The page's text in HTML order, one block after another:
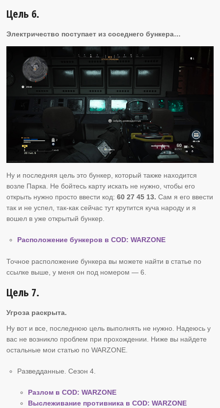
Цель 6.
Электричество поступает из соседнего бункера…
Ну и последняя цель это бункер, который также находится
возле Парка. Не бойтесь карту искать не нужно, чтобы его
открыть нужно просто ввести код:60 27 45 13.Сам я его ввести
так и не успел, так-как сейчас тут крутится куча народу и я
вошел в уже открытый бункер.
Расположение бункеров в COD: WARZONE
Точное расположение бункера вы можете найти в статье по
ссылке выше, у меня он под номером — 6.
Цель 7.
Угроза раскрыта.
Ну вот и все, последнюю цель выполнять не нужно. Надеюсь у
вас не возникло проблем при прохождении. Ниже вы найдете
остальные мои статью по WARZONE.
Разведданные. Сезон 4.
Разлом в COD: WARZONE
Выслеживание противника в COD: WARZONE